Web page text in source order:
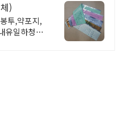
)
투,약포지,
유일하청전